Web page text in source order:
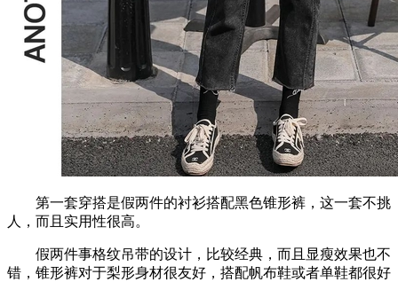
第一套穿搭是假两件的衬衫搭配黑色锥形裤，这一套不挑
人，而且实用性很高。
假两件事格纹吊带的设计，比较经典，而且显瘦效果也不
错，锥形裤对于梨形身材很友好，搭配帆布鞋或者单鞋都很好